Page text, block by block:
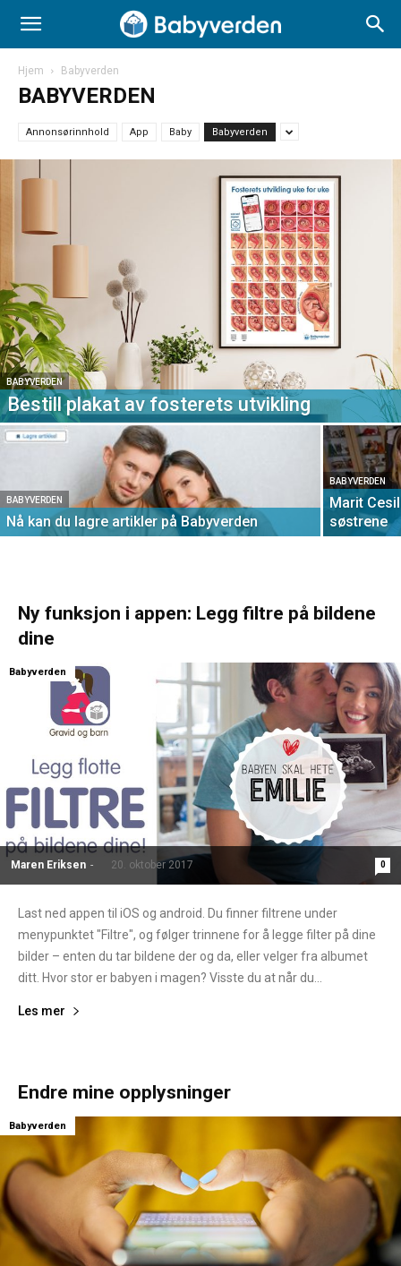
Hjem Babyverden
BABYVERDEN
Annonsørinnhold App Baby Babyverden
BABYVERDEN
Bestill plakat av fosterets utvikling
BABYVERDEN
Nå kan du lagre artikler på Babyverden
BABYVERDEN
Marit
søstrene
Ny funksjon i appen: Legg filtre på bildene
dine
Maren Eriksen - 20. oktober 2017 0
Babyverden
Last ned appen til iOS og android. Du finner filtrene under
menypunktet "Filtre", og følger trinnene for å legge filter på dine
bilder – enten du tar bildene der og da, eller velger fra albumet
ditt. Hvor stor er babyen i magen? Visste du at når du...
Les mer
Endre mine opplysninger
Babyverden